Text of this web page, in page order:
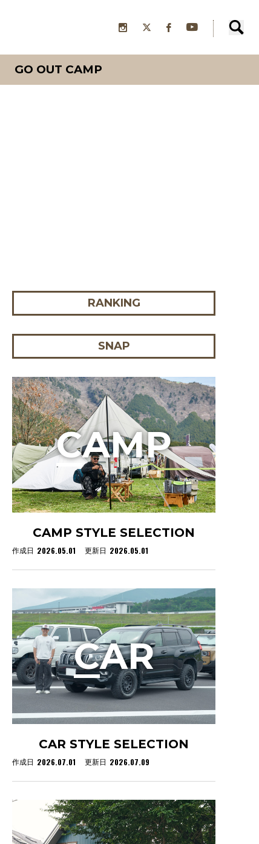
GO OUT CAMP
RANKING
SNAP
CAMP STYLE SELECTION
作成日 2026.05.01 更新日 2026.05.01
CAMP
CAR STYLE SELECTION
作成日 2026.07.01 更新日 2026.07.09
CAR